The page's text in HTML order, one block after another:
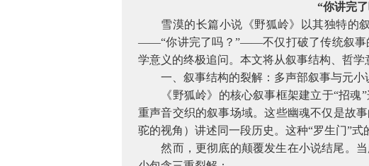
“你讲完
雪漠的长篇小说《野狐岭》以其独特的
——“你讲完了吗？”——不仅打破了传统叙事
学意义的终极追问。本文将从叙事结构、哲学
一、叙事结构的裂解：多声部叙事与元小
《野狐岭》的核心叙事框架建立于“招
重声音交织的叙事场域。这些幽魂不仅是故
驼的视角）讲述同一段历史。这种“罗生门”
然而，更彻底的颠覆发生在小说结尾。